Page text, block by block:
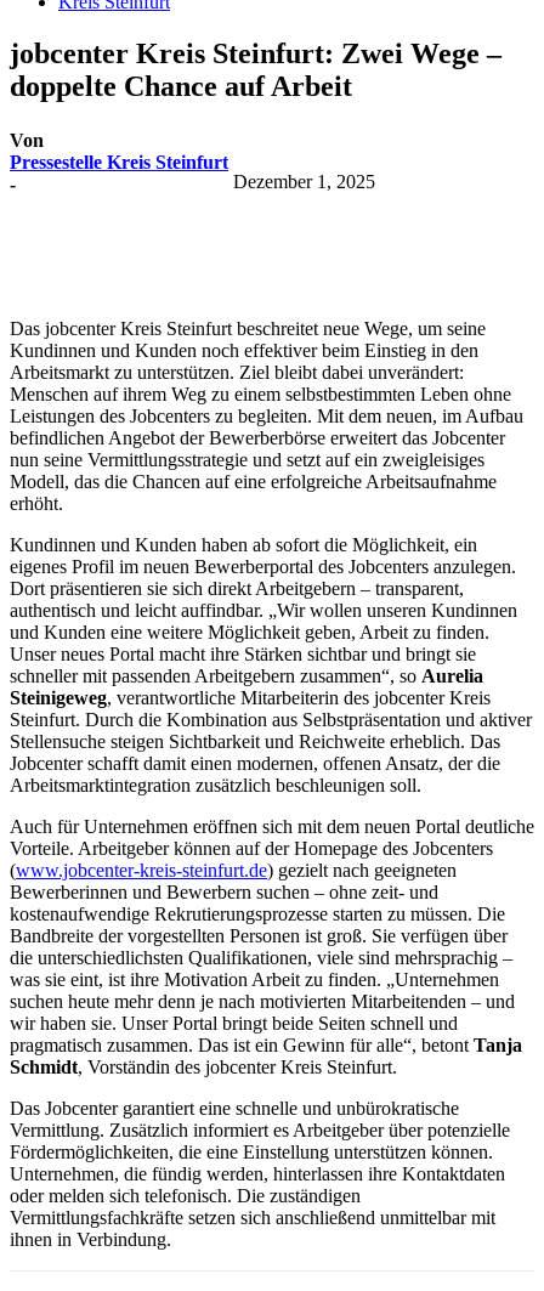
jobcenter Kreis Steinfurt: Zwei Wege –
doppelte Chance auf Arbeit
Von
Pressestelle Kreis Steinfurt
-
Dezember 1, 2025
Das jobcenter Kreis Steinfurt beschreitet neue Wege, um seine
Kundinnen und Kunden noch effektiver beim Einstieg in den
Arbeitsmarkt zu unterstützen. Ziel bleibt dabei unverändert:
Menschen auf ihrem Weg zu einem selbstbestimmten Leben ohne
Leistungen des Jobcenters zu begleiten. Mit dem neuen, im Aufbau
befindlichen Angebot der Bewerberbörse erweitert das Jobcenter
nun seine Vermittlungsstrategie und setzt auf ein zweigleisiges
Modell, das die Chancen auf eine erfolgreiche Arbeitsaufnahme
erhöht.
Kundinnen und Kunden haben ab sofort die Möglichkeit, ein
eigenes Profil im neuen Bewerberportal des Jobcenters anzulegen.
Dort präsentieren sie sich direkt Arbeitgebern – transparent,
authentisch und leicht auffindbar. „Wir wollen unseren Kundinnen
und Kunden eine weitere Möglichkeit geben, Arbeit zu finden.
Unser neues Portal macht ihre Stärken sichtbar und bringt sie
schneller mit passenden Arbeitgebern zusammen“, so Aurelia
Steinigeweg, verantwortliche Mitarbeiterin des jobcenter Kreis
Steinfurt. Durch die Kombination aus Selbstpräsentation und aktiver
Stellensuche steigen Sichtbarkeit und Reichweite erheblich. Das
Jobcenter schafft damit einen modernen, offenen Ansatz, der die
Arbeitsmarktintegration zusätzlich beschleunigen soll.
Auch für Unternehmen eröffnen sich mit dem neuen Portal deutliche
Vorteile. Arbeitgeber können auf der Homepage des Jobcenters
(www.jobcenter-kreis-steinfurt.de) gezielt nach geeigneten
Bewerberinnen und Bewerbern suchen – ohne zeit- und
kostenaufwendige Rekrutierungsprozesse starten zu müssen. Die
Bandbreite der vorgestellten Personen ist groß. Sie verfügen über
die unterschiedlichsten Qualifikationen, viele sind mehrsprachig –
was sie eint, ist ihre Motivation Arbeit zu finden. „Unternehmen
suchen heute mehr denn je nach motivierten Mitarbeitenden – und
wir haben sie. Unser Portal bringt beide Seiten schnell und
pragmatisch zusammen. Das ist ein Gewinn für alle“, betont Tanja
Schmidt, Vorständin des jobcenter Kreis Steinfurt.
Das Jobcenter garantiert eine schnelle und unbürokratische
Vermittlung. Zusätzlich informiert es Arbeitgeber über potenzielle
Fördermöglichkeiten, die eine Einstellung unterstützen können.
Unternehmen, die fündig werden, hinterlassen ihre Kontaktdaten
oder melden sich telefonisch. Die zuständigen
Vermittlungsfachkräfte setzen sich anschließend unmittelbar mit
ihnen in Verbindung.